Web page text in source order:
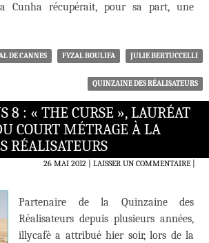
Cunha récupérait, pour sa part, une
DE CANNES FYZAL BOULIFA JULIE BERTUCCELLI
QUINZAINE DES RÉALISATEURS
8 : « THE CURSE », LAURÉAT
COURT MÉTRAGE À LA
RÉALISATEURS
26 MAI 2012 LAISSER UN COMMENTAIRE|
Partenaire de la Quinzaine des
Réalisateurs depuis plusieurs années,
illycafè a attribué hier soir, lors de la